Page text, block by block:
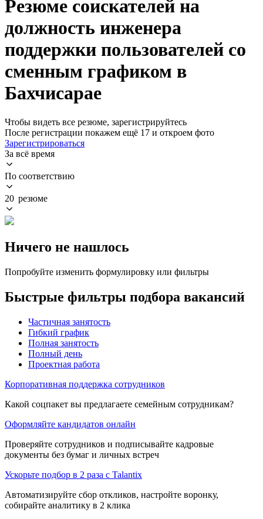
Резюме соискателей на
должность инженера
поддержки пользователей со
сменным графиком в
Бахчисарае
Чтобы видеть все резюме, зарегистрируйтесь
После регистрации покажем ещё 17 и откроем фото
Зарегистрироваться
За всё время
По соответствию
20 резюме
Ничего не нашлось
Попробуйте изменить формулировку или фильтры
Быстрые фильтры подбора вакансий
Частичная занятость
Гибкий график
Полная занятость
Полный день
Проектная работа
Корпоративная поддержка сотрудников
Какой соцпакет вы предлагаете семейным сотрудникам?
Оформляйте кандидатов онлайн
Проверяйте сотрудников и подписывайте кадровые
документы без бумаг и личных встреч
Ускорьте подбор в 2 раза с Talantix
Автоматизируйте сбор откликов, настройте воронку,
собирайте аналитику в 2 клика